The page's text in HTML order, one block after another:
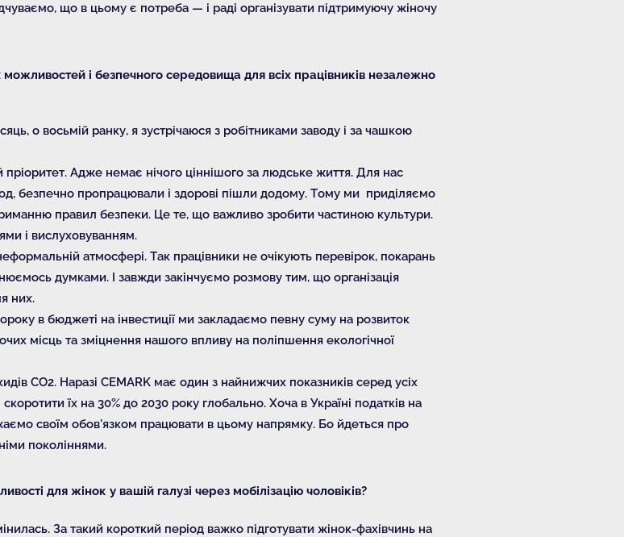
що в цьому є потреба — і раді організувати підтримуючу жіночу
і безпечного середовища для всіх працівників незалежно
о восьмій ранку, я зустрічаюся з робітниками заводу і за чашкою
Адже немає нічого ціннішого за людське життя. Для нас
безпечно пропрацювали і здорові пішли додому. Тому ми приділяємо
правил безпеки. Це те, що важливо зробити частиною культури.
і вислуховуванням.
атмосфері. Так працівники не очікують перевірок, покарань
думками. І завжди закінчуємо розмову тим, що організація
них.
в бюджеті на інвестиції ми закладаємо певну суму на розвиток
місць та зміцнення нашого впливу на поліпшення екологічної
СО2. Наразі CEMARK має один з найнижчих показників серед усіх
їх на 30% до 2030 року глобально. Хоча в Україні податків на
своїм обов'язком працювати в цьому напрямку. Бо йдеться про
поколіннями.
для жінок у вашій галузі через мобілізацію чоловіків?
За такий короткий період важко підготувати жінок-фахівчинь на